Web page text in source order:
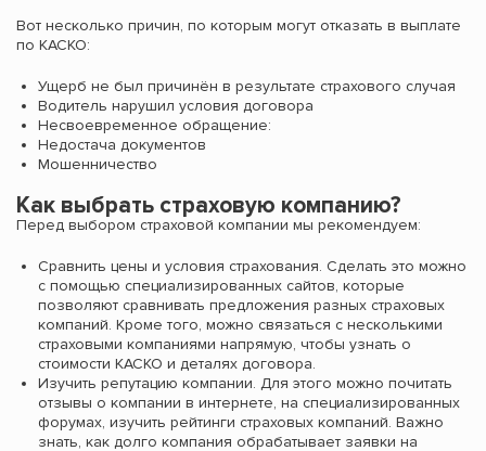
Вот несколько причин, по которым могут отказать в выплате
по КАСКО:
Ущерб не был причинён в результате страхового случая
Водитель нарушил условия договора
Несвоевременное обращение:
Недостача документов
Мошенничество
Как выбрать страховую компанию?
Перед выбором страховой компании мы рекомендуем:
Сравнить цены и условия страхования. Сделать это можно
с помощью специализированных сайтов, которые
позволяют сравнивать предложения разных страховых
компаний. Кроме того, можно связаться с несколькими
страховыми компаниями напрямую, чтобы узнать о
стоимости КАСКО и деталях договора.
Изучить репутацию компании. Для этого можно почитать
отзывы о компании в интернете, на специализированных
форумах, изучить рейтинги страховых компаний. Важно
знать, как долго компания обрабатывает заявки на